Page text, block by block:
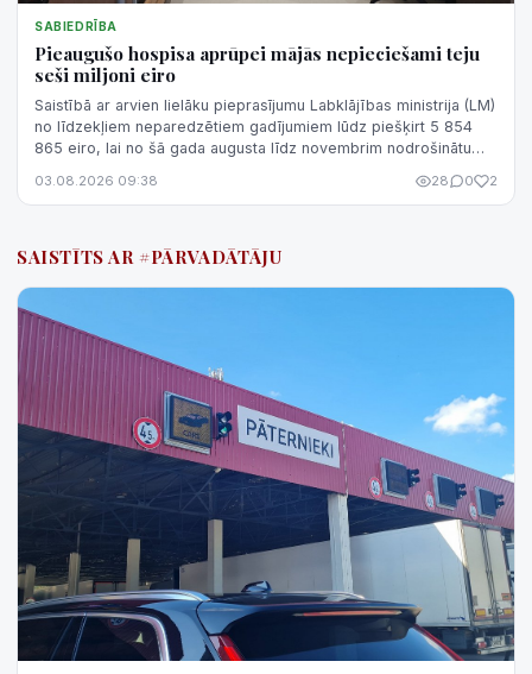
SABIEDRĪBA
Pieaugušo hospisa aprūpei mājās nepieciešami teju
seši miljoni eiro
Saistībā ar arvien lielāku pieprasījumu Labklājības ministrija (LM)
no līdzekļiem neparedzētiem gadījumiem lūdz piešķirt 5 854
865 eiro, lai no šā gada augusta līdz novembrim nodrošinātu
03.08.2026 09:38 28 0 2
SAISTĪTS AR #PĀRVADĀTĀJU